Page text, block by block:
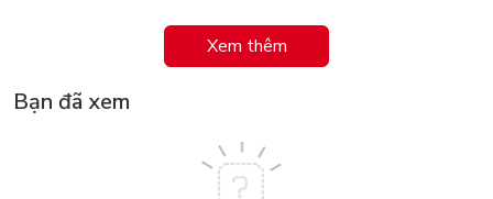
Xem thêm
Bạn đã xem